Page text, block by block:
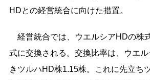
HDとの経営統合に向けた措置。
経営統合では、ウエルシアHDの株
式に交換される。交換比率は、ウエ
きツルハHD株1.15株。これに先立ち